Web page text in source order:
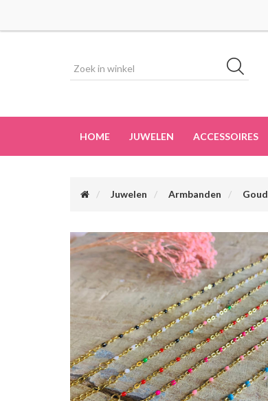
HOME JUWELEN ACCESSOIRES
Juwelen Armbanden Goud